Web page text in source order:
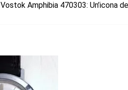
Vostok Amphibia 470303: Un’icona